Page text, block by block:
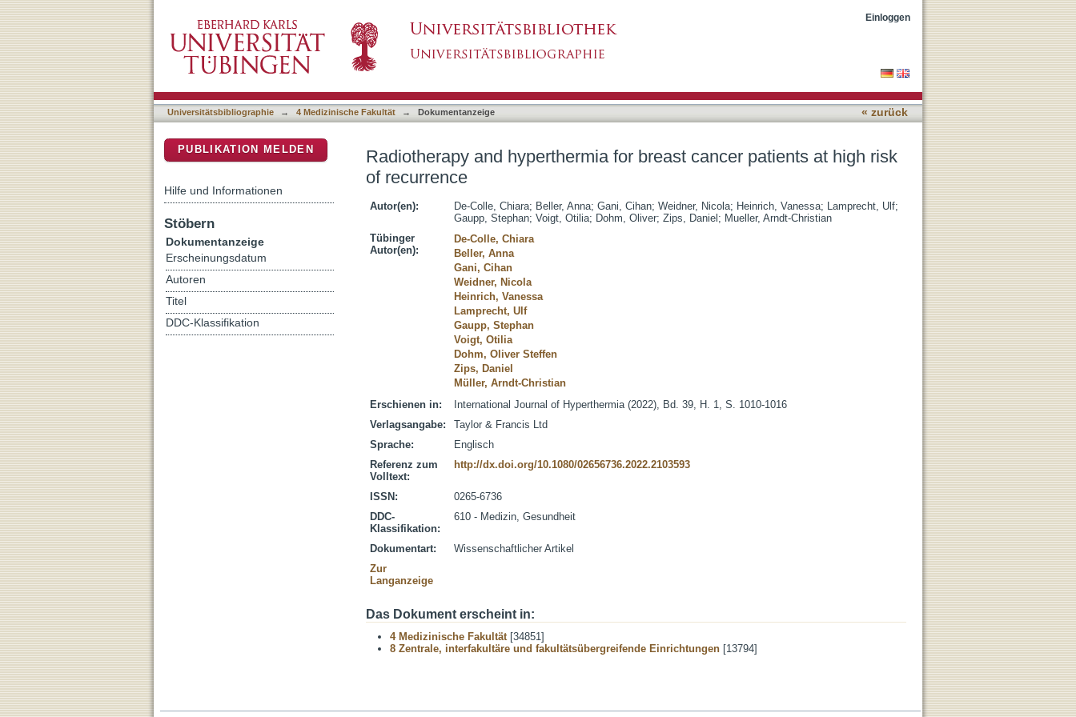
Einloggen
Universitätsbibliographie → 4 Medizinische Fakultät → Dokumentanzeige « zurück
Radiotherapy and hyperthermia for breast cancer patients at high risk
of recurrence
Autor(en): De-Colle, Chiara; Beller, Anna; Gani, Cihan; Weidner, Nicola; Heinrich, Vanessa; Lamprecht, Ulf;
Gaupp, Stephan; Voigt, Otilia; Dohm, Oliver; Zips, Daniel ; Mueller, Arndt-Christian
Tübinger
Autor(en):
De-Colle, Chiara
Beller, Anna
Gani, Cihan
Weidner, Nicola
Heinrich, Vanessa
Lamprecht, Ulf
Gaupp, Stephan
Voigt, Otilia
Dohm, Oliver Steffen
Zips, Daniel
Müller, Arndt-Christian
Erschienen in:
International Journal of Hyperthermia (2022), Bd. 39, H. 1, S. 1010-1016
Verlagsangabe:
Taylor & Francis Ltd
Sprache:
Englisch
Referenz zum
Volltext:
http://dx.doi.org/10.1080/02656736.2022.2103593
ISSN:
0265-6736
DDC-
Klassifikation:
610 - Medizin, Gesundheit
Dokumentart:
Wissenschaftlicher Artikel
Zur
Langanzeige
Das Dokument erscheint in:
4 Medizinische Fakultät[34851]
8 Zentrale, interfakultäre und fakultätsübergreifende Einrichtungen [13794]
PUBLIKATION MELDEN
Hilfe und Informationen
Stöbern
Dokumentanzeige
Erscheinungsdatum
Autoren
Titel
DDC-Klassifikation